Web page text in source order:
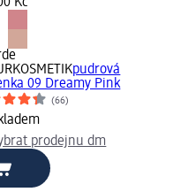
Kč
pudrová
09 Dreamy Pink
(66)
prodejnu dm